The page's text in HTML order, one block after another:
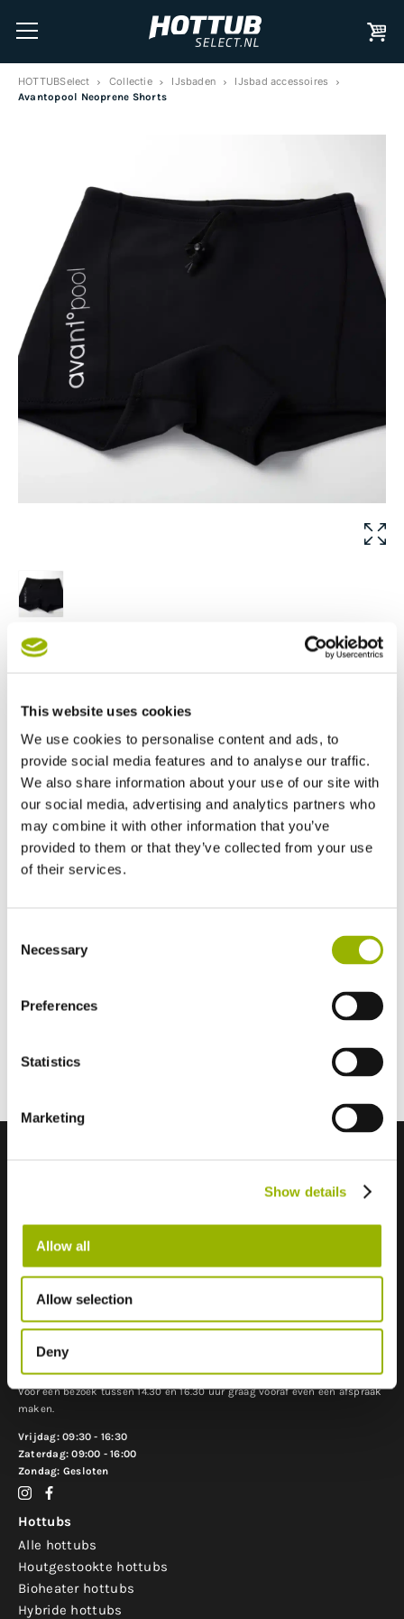
This website uses cookies
We use cookies to personalise content and ads, to
provide social media features and to analyse our traffic.
We also share information about your use of our site with
our social media, advertising and analytics partners who
may combine it with other information that you’ve
provided to them or that they’ve collected from your use
of their services.
Selection
Necessary
Preferences
Statistics
Marketing
Show details
Allow all
Allow selection
Deny
HOTTUBSelect Collectie IJsbaden IJsbad accessoires
Avantopool Neoprene Shorts
Avantopool Neoprene
De Avantopool neoprene broek beschermt de meest
gevoelige delen van het lichaam en maakt het ijsbad
comfortabeler.
Vanaf€39,00
Specificaties
Wanroijseweg 36a
Voor een bezoek tussen 14.30 en 16.30 uur graag vooraf even een afspraak
maken.
Vrijdag: 09:30 - 16:30
Zaterdag: 09:00 - 16:00
Zondag: Gesloten
Hottubs
Alle hottubs
Houtgestookte hottubs
Bioheater hottubs
Hybride hottubs